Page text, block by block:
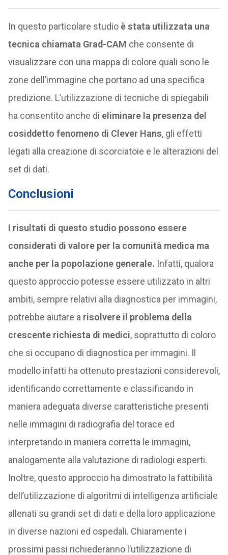
In questo particolare studio è stata utilizzata una
tecnica chiamata Grad-CAM che consente di
visualizzare con una mappa di colore quali sono le
zone dell’immagine che portano ad una specifica
predizione. L’utilizzazione di tecniche di spiegabili
ha consentito anche di eliminare la presenza del
cosiddetto fenomeno di Clever Hans, gli effetti
legati alla creazione di scorciatoie e le alterazioni del
set di dati.
Conclusioni
I risultati di questo studio possono essere
considerati di valore per la comunità medica ma
anche per la popolazione generale. Infatti, qualora
questo approccio potesse essere utilizzato in altri
ambiti, sempre relativi alla diagnostica per immagini,
potrebbe aiutare a risolvere il problema della
crescente richiesta di medici, soprattutto di coloro
che si occupano di diagnostica per immagini. Il
modello infatti ha ottenuto prestazioni considerevoli,
identificando correttamente e classificando in
maniera adeguata diverse caratteristiche presenti
nelle immagini di radiografia del torace ed
interpretando in maniera corretta le immagini,
analogamente alla valutazione di radiologi esperti.
Inoltre, questo approccio ha dimostrato la fattibilità
dell’utilizzazione di algoritmi di intelligenza artificiale
allenati su grandi set di dati e della loro applicazione
in diverse nazioni ed ospedali. Chiaramente i
prossimi passi richiederanno l’utilizzazione di